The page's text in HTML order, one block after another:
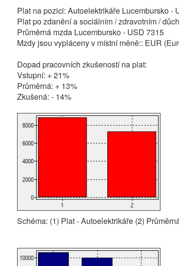
Plat na pozici: Autoelektrikáře Lucembursko -
Plat po zdanění a sociálním / zdravotním /
Průměrná mzda Lucembursko - USD 7315
Mzdy jsou vypláceny v místní měně:: EUR
Dopad pracovních zkušeností na plat:
Vstupní: + 21%
Průměrná: + 13%
Zkušená: - 14%
Schéma: (1) Plat - Autoelektrikáře (2)